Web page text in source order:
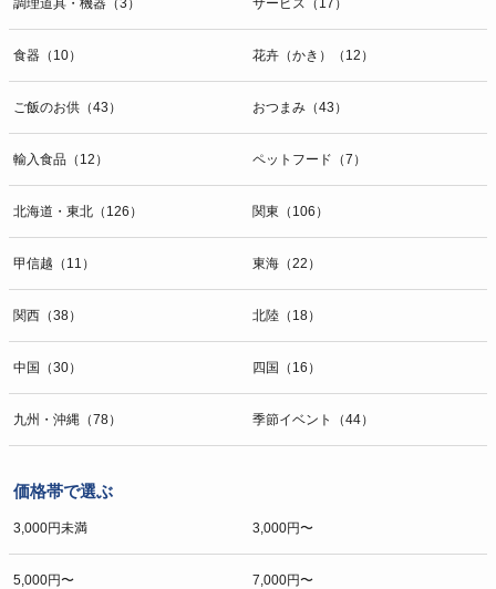
調理道具・機器（3） サービス（17）
食器（10） 花卉（かき）（12）
ご飯のお供（43） おつまみ（43）
輸入食品（12） ペットフード（7）
北海道・東北（126） 関東（106）
甲信越（11） 東海（22）
関西（38） 北陸（18）
中国（30） 四国（16）
九州・沖縄（78） 季節イベント（44）
価格帯で選ぶ
3,000円未満 3,000円〜
5,000円〜 7,000円〜